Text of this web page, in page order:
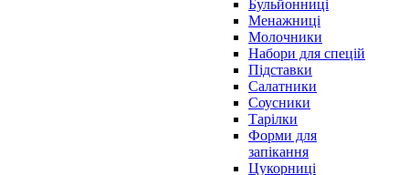
Бульйонниці
Менажниці
Молочники
Набори для спецій
Підставки
Салатники
Соусники
Тарілки
Форми для
запікання
Цукорниці